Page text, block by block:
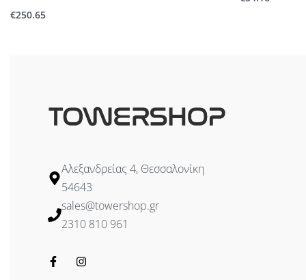
€250.65
Αλεξανδρείας 4, Θεσσαλονίκη
54643
sales@towershop.gr
2310 810 961